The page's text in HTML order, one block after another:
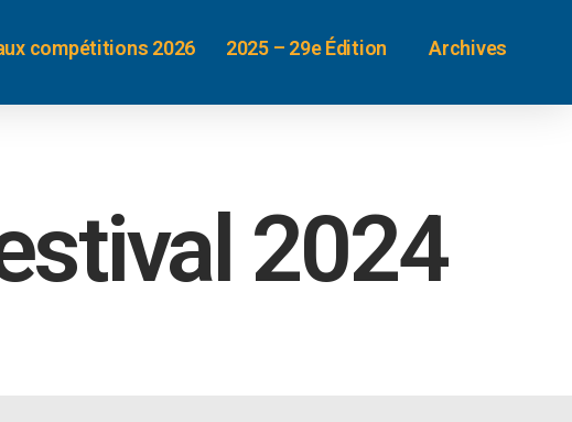
compétitions 2026 2025 – 29e Édition Archives
2024